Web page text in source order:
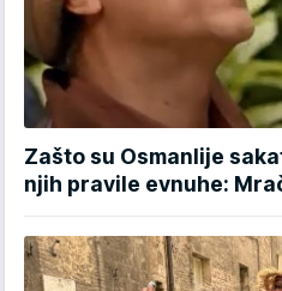
Zašto su Osmanlije
njih pravile evnuhe: